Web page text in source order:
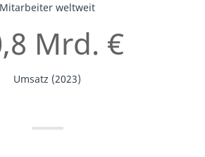
Mitarbeiter weltweit
Mrd. €
Umsatz (2023)